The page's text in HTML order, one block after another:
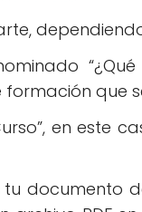
formación que
en este
documento